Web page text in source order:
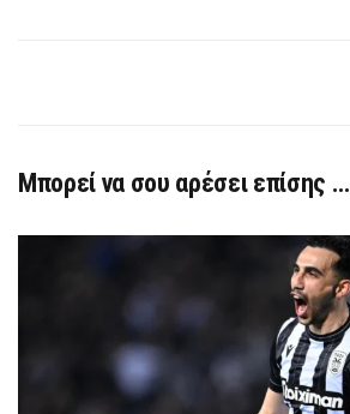
Μπορεί να σου αρέσει επίσης …